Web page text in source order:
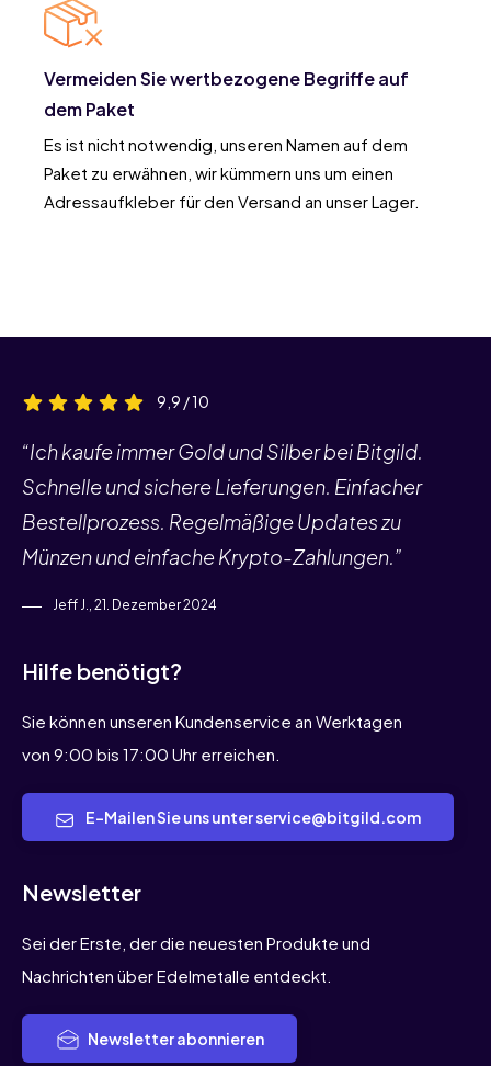
Vermeiden Sie wertbezogene Begriffe auf
dem Paket
Es ist nicht notwendig, unseren Namen auf dem
Paket zu erwähnen, wir kümmern uns um einen
Adressaufkleber für den Versand an unser Lager.
9,9 / 10
“Ich kaufe immer Gold und Silber bei Bitgild.
Schnelle und sichere Lieferungen. Einfacher
Bestellprozess. Regelmäßige Updates zu
Münzen und einfache Krypto-Zahlungen.”
Jeff J., 21. Dezember 2024
Hilfe benötigt?
Sie können unseren Kundenservice an Werktagen
von 9:00 bis 17:00 Uhr erreichen.
E-Mailen Sie uns unter service@bitgild.com
Newsletter
Sei der Erste, der die neuesten Produkte und
Nachrichten über Edelmetalle entdeckt.
Newsletter abonnieren